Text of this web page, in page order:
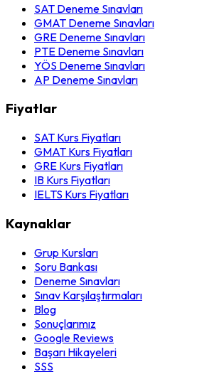
SAT Deneme Sınavları
GMAT Deneme Sınavları
GRE Deneme Sınavları
PTE Deneme Sınavları
YÖS Deneme Sınavları
AP Deneme Sınavları
Fiyatlar
SAT Kurs Fiyatları
GMAT Kurs Fiyatları
GRE Kurs Fiyatları
IB Kurs Fiyatları
IELTS Kurs Fiyatları
Kaynaklar
Grup Kursları
Soru Bankası
Deneme Sınavları
Sınav Karşılaştırmaları
Blog
Sonuçlarımız
Google Reviews
Başarı Hikayeleri
SSS